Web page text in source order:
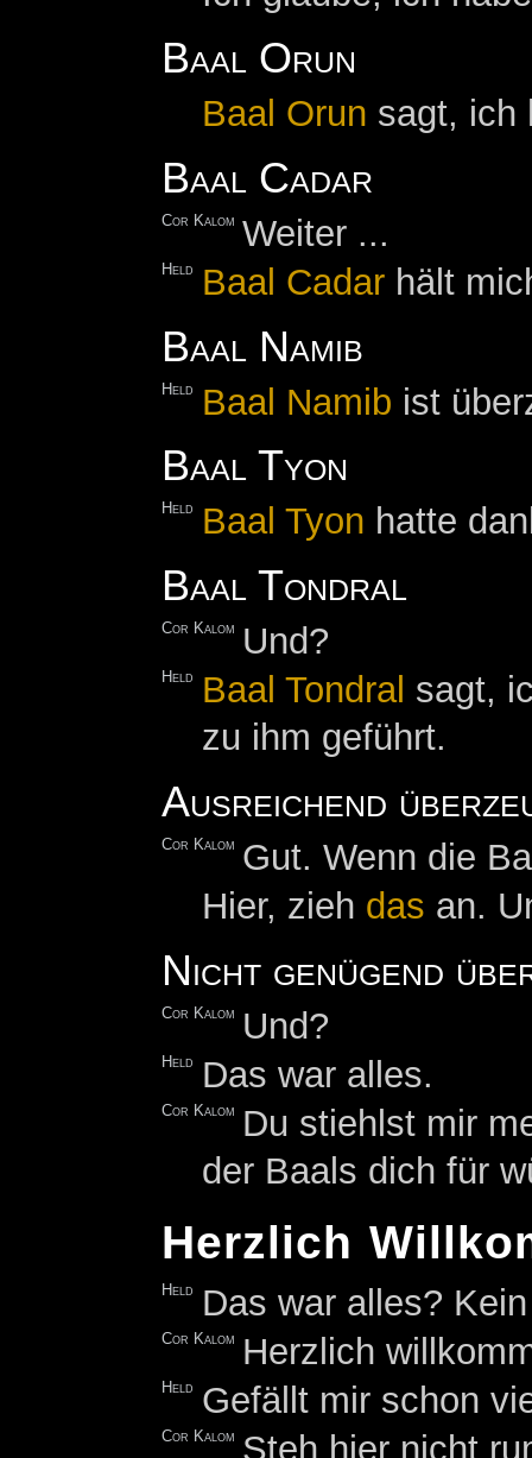
Baal Orun
Baal Orun sagt, ich
Baal Cadar
Cor Kalom Weiter ...
Held Baal Cadar hält
Baal Namib
Held Baal Namib ist
Baal Tyon
Held Baal Tyon hatte
Baal Tondral
Cor Kalom Und?
Held Baal Tondral sagt,
zu ihm geführt.
Ausreichend
Cor Kalom Gut. Wenn die
Hier, zieh das an.
Nicht genügend
Cor Kalom Und?
Held Das war alles.
Cor Kalom
Du stiehlst mir
der Baals dich für
Herzlich
Held Das war alles?
Cor Kalom Herzlich
Held Gefällt mir schon
Cor Kalom Steh hier nicht